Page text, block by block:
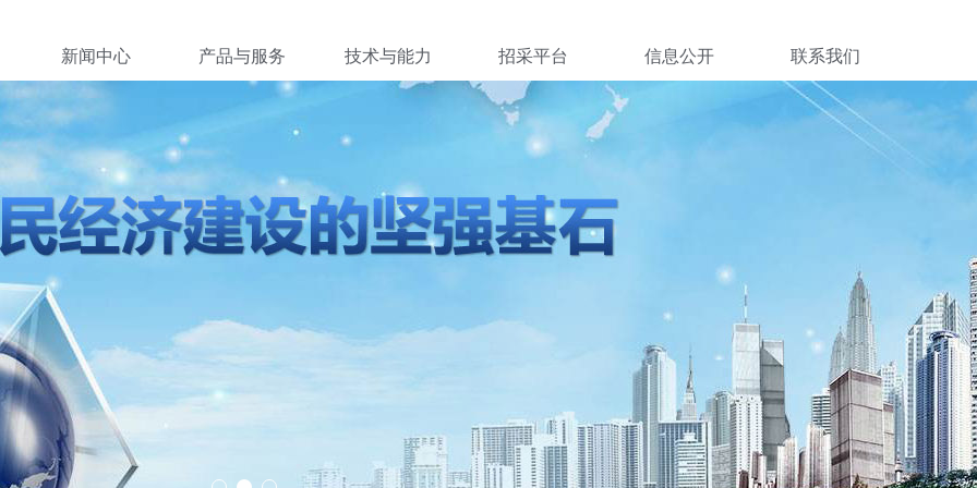
新闻中心 产品与服务 技术与能力 招采平台 信息公开 联系我们